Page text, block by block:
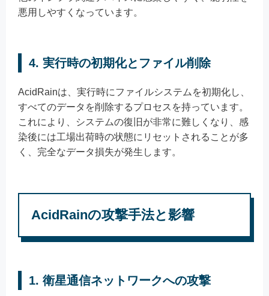
悪用しやすくなっています。
4. 実行時の初期化とファイル削除
AcidRainは、実行時にファイルシステムを初期化し、
すべてのデータを削除するプロセスを持っています。
これにより、システムの復旧が非常に難しくなり、感
染後には工場出荷時の状態にリセットされることが多
く、完全なデータ損失が発生します。
AcidRainの攻撃手法と影響
1. 衛星通信ネットワークへの攻撃